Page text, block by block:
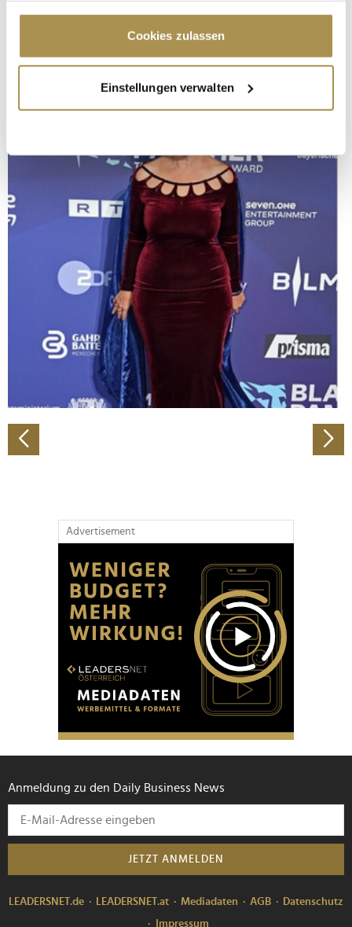
Cookie-Erklärung oder durch Klicken auf das Privacy
Trigger Symbol ändern oder widerrufen
Informationen über Ihre geografische Lage
erfassen, welche bis auf einige Meter genau sein
bestimmten Merkmalen (Fingerprinting) identifizieren
Erfahren Sie mehr darüber, wie Ihre persönlichen Daten
verarbeitet werden, und legen Sie Ihre Präferenzen im
Abschnitt Einzelheiten
Wir verwenden Cookies, um Inhalte und Anzeigen zu
personalisieren, Funktionen für soziale Medien anbieten
zu können und die Zugriffe auf unsere Website zu
analysieren. Außerdem geben wir Informationen zu Ihrer
Verwendung unserer Website an unsere Partner für
soziale Medien, Werbung und Analysen weiter. Unsere
Partner führen diese Informationen möglicherweise mit
weiteren Daten zusammen, die Sie ihnen bereitgestellt
gesammelt haben.
Cookies zulassen
Einstellungen verwalten
Advertisement
Anmeldung zu den Daily Business News
JETZT ANMELDEN
LEADERSNET.de LEADERSNET.at Mediadaten AGB
Datenschutz
Impressum